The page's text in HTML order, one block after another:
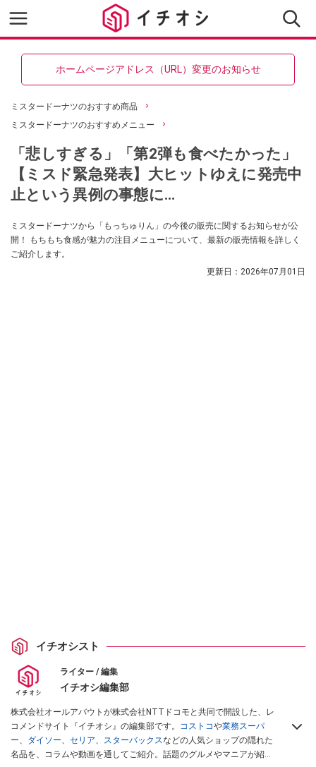
ホームページアドレス（URL）変更のお知らせ
ミスタードーナツのおすすめ商品
ミスタードーナツのおすすめメニュー
「悲しすぎる」「第2弾も食べたかった」
【ミスド緊急発表】大ヒットゆえに発売中
止という異例の事態に…
ミスタードーナツから「もっちゅりん」の今後の販売に関するお知らせが公
開！ もちもち食感が魅力の注目メニューについて、最新の販売情報を詳しく
ご紹介します。
更新日： 2026年07月01日
イチオシスト
ライター / 編集
イチオシ編集部
株式会社オールアバウトが株式会社NTTドコモと共同で開設した、レ
コメンドサイト『イチオシ』の編集部です。 コストコや業務スーパ
ー、 ダイソー、 セリア、 スターバックスなどの人気ショップの隠れた
名品を、コラムや動画を通してご紹介。話題のグルメやマニアが紹介